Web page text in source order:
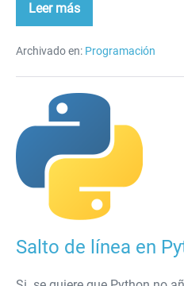
Leer más
POO
en
Archivado en: Programación
de
línea
en
Python
Salto de línea en